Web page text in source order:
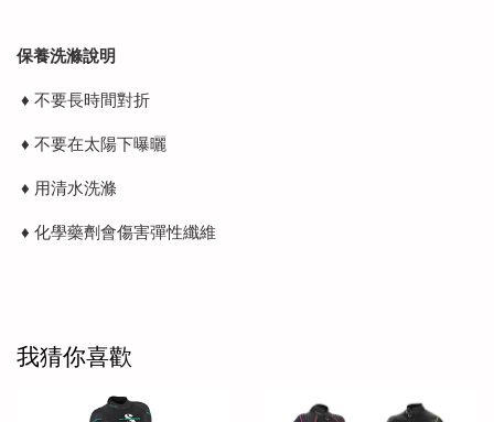
保養洗滌說明
♦ 不要長時間對折
♦ 不要在太陽下曝曬
♦ 用清水洗滌
♦ 化學藥劑會傷害彈性纖維
我猜你喜歡